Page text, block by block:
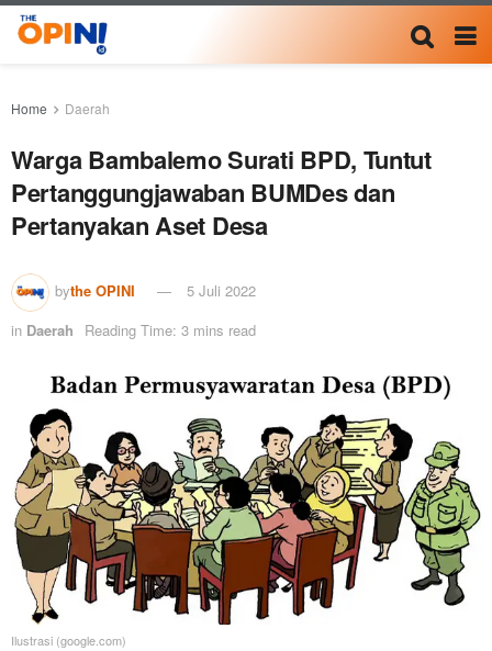
Home Daerah
Warga Bambalemo Surati BPD, Tuntut
Pertanggungjawaban BUMDes dan
Pertanyakan Aset Desa
bythe OPINI
5 Juli 2022
in Daerah Reading Time: 3 mins read
Ilustrasi (google.com)